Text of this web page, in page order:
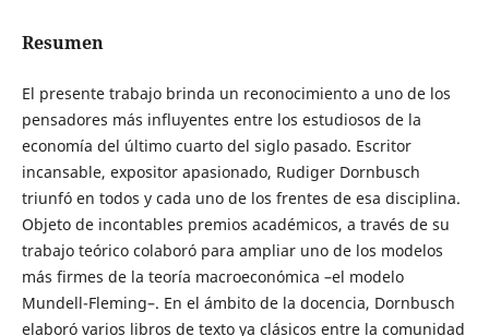
Resumen
El presente trabajo brinda un reconocimiento a uno de los
pensadores más influyentes entre los estudiosos de la
economía del último cuarto del siglo pasado. Escritor
incansable, expositor apasionado, Rudiger Dornbusch
triunfó en todos y cada uno de los frentes de esa disciplina.
Objeto de incontables premios académicos, a través de su
trabajo teórico colaboró para ampliar uno de los modelos
más firmes de la teoría macroeconómica –el modelo
Mundell-Fleming–. En el ámbito de la docencia, Dornbusch
elaboró varios libros de texto ya clásicos entre la comunidad